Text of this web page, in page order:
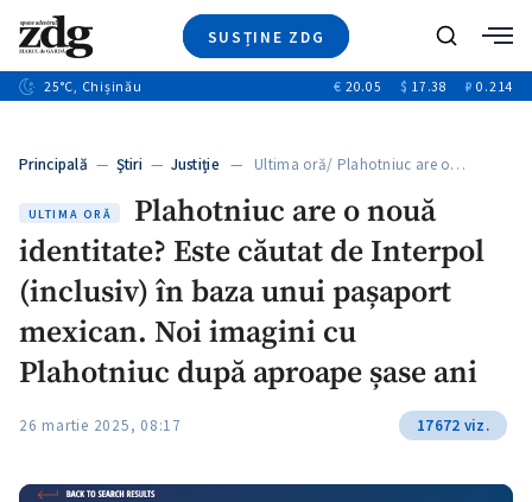
SUSȚINE ZDG
Ştiri
+12
Video
Special
Blog
ZdGust
Caută
25°C, Chișinău € 20.05 $ 17.38 ₽ 0.214
Principală — Ştiri — Justiție— Ultima oră/ Plahotniuc are o…
ULTIMA ORĂ
Plahotniuc are o nouă
identitate? Este căutat de Interpol
(inclusiv) în baza unui pașaport
mexican. Noi imagini cu
Plahotniuc după aproape șase ani
26 martie 2025, 08:17 17672 viz.